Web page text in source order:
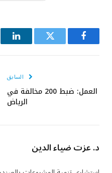
فيسبوك تويتر
السابق
العمل: ضبط 200 مخالفة في
الرياض
د. عزت ضياء الدين